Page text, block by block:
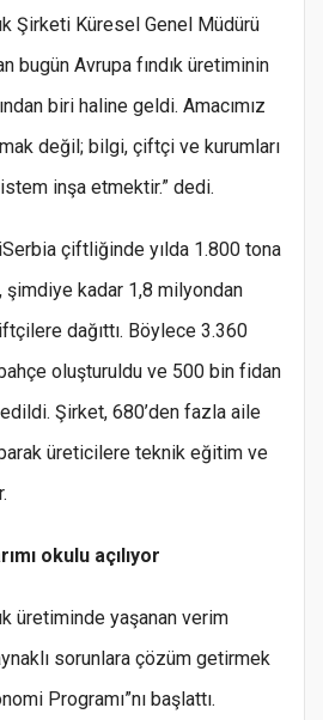
Şirketi Küresel Genel Müdürü
bugün Avrupa fındık üretiminin
biri haline geldi. Amacımız
değil; bilgi, çiftçi ve kurumları
inşa etmektir.” dedi.
çiftliğinde yılda 1.800 tona
şimdiye kadar 1,8 milyondan
dağıttı. Böylece 3.360
oluşturuldu ve 500 bin fidan
Şirket, 680’den fazla aile
üreticilere teknik eğitim ve
okulu açılıyor
üretiminde yaşanan verim
sorunlara çözüm getirmek
Programı”nı başlattı.